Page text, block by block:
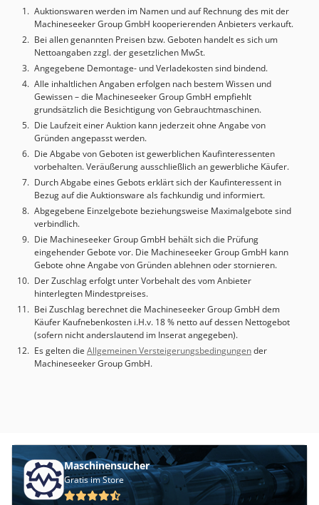
Auktionswaren werden im Namen und auf Rechnung des mit der
Machineseeker Group GmbH kooperierenden Anbieters verkauft.
Bei allen genannten Preisen bzw. Geboten handelt es sich um
Nettoangaben zzgl. der gesetzlichen MwSt.
Angegebene Demontage- und Verladekosten sind bindend.
Alle inhaltlichen Angaben erfolgen nach bestem Wissen und
Gewissen – die Machineseeker Group GmbH empfiehlt
grundsätzlich die Besichtigung von Gebrauchtmaschinen.
Die Laufzeit einer Auktion kann jederzeit ohne Angabe von
Gründen angepasst werden.
Die Abgabe von Geboten ist gewerblichen Kaufinteressenten
vorbehalten. Veräußerung ausschließlich an gewerbliche Käufer.
Durch Abgabe eines Gebots erklärt sich der Kaufinteressent in
Bezug auf die Auktionsware als fachkundig und informiert.
Abgegebene Einzelgebote beziehungsweise Maximalgebote sind
verbindlich.
Die Machineseeker Group GmbH behält sich die Prüfung
eingehender Gebote vor. Die Machineseeker Group GmbH kann
Gebote ohne Angabe von Gründen ablehnen oder stornieren.
Der Zuschlag erfolgt unter Vorbehalt des vom Anbieter
hinterlegten Mindestpreises.
Bei Zuschlag berechnet die Machineseeker Group GmbH dem
Käufer Kaufnebenkosten i.H.v. 18 % netto auf dessen Nettogebot
(sofern nicht anderslautend im Inserat angegeben).
Es gelten die Allgemeinen Versteigerungsbedingungender
Machineseeker Group GmbH.
Maschinensucher
Gratis im Store